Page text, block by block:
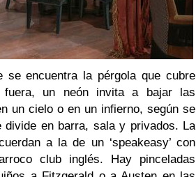
se encuentra la pérgola que cubre
fuera, un neón invita a bajar las
un cielo o en un infierno, según se
en barra, sala y privados. La
a la de un ‘speakeasy’ con
club inglés. Hay pinceladas